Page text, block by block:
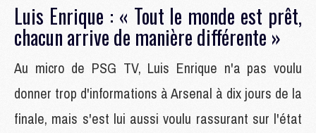
Luis Enrique : « Tout le monde est prêt,
chacun arrive de manière différente »
Au micro de PSG TV, Luis Enrique n'a pas voulu
donner trop d'informations à Arsenal à dix jours de la
finale, mais s'est lui aussi voulu rassurant sur l'état